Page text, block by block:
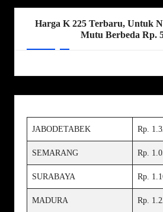
Harga K 225 Terbaru, Untuk
Mutu Berbeda Rp.
JABODETABEK Rp.
SEMARANG Rp.
SURABAYA Rp.
MADURA Rp.